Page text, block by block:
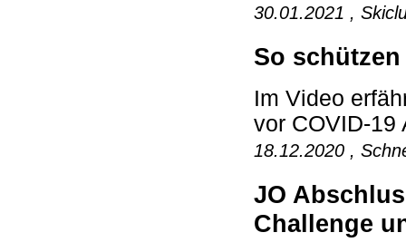
30.01.2021 ,
So
Im Video
vor COVID-19
18.12.2020 ,
JO
Challenge